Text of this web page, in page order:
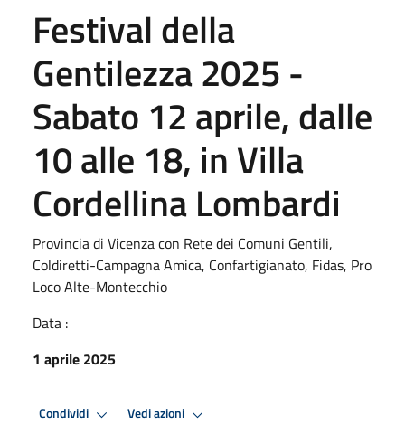
Festival della
Gentilezza 2025 -
Sabato 12 aprile, dalle
10 alle 18, in Villa
Cordellina Lombardi
Provincia di Vicenza con Rete dei Comuni Gentili,
Coldiretti-Campagna Amica, Confartigianato, Fidas, Pro
Loco Alte-Montecchio
Data :
1 aprile 2025
Condividi Vedi azioni